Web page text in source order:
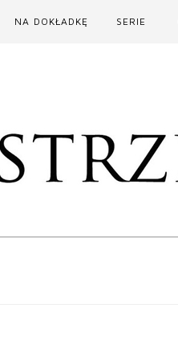
NA DOKŁADKĘ SERIE